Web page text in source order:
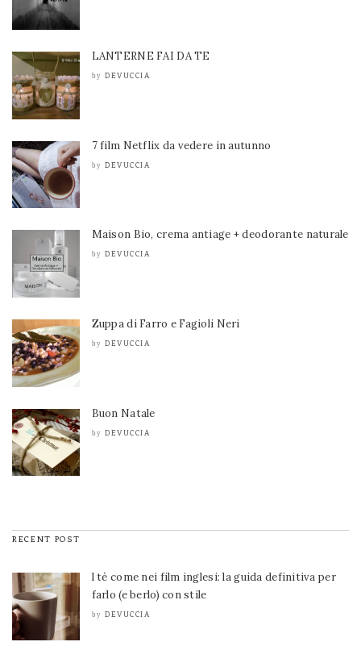
LANTERNE FAI DA TE
by DEVUCCIA
7 film Netflix da vedere in autunno
by DEVUCCIA
Maison Bio, crema antiage + deodorante naturale
by DEVUCCIA
Zuppa di Farro e Fagioli Neri
by DEVUCCIA
Buon Natale
by DEVUCCIA
RECENT POST
l tè come nei film inglesi: la guida definitiva per
farlo (e berlo) con stile
by DEVUCCIA